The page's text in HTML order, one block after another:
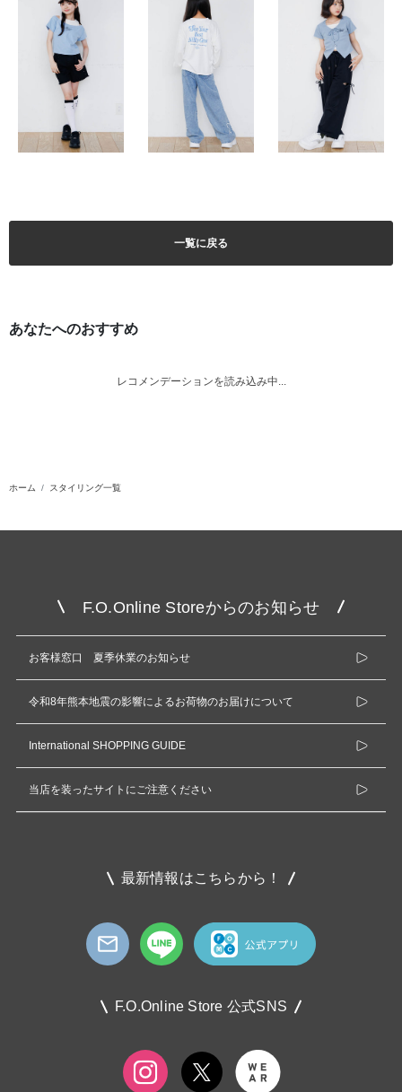
一覧に戻る
あなたへのおすすめ
レコメンデーションを読み込み中...
ホーム スタイリング一覧
F.O.Online Storeからのお知らせ
お客様窓口 夏季休業のお知らせ
令和8年熊本地震の影響によるお荷物のお届けについて
International SHOPPING GUIDE
当店を装ったサイトにご注意ください
最新情報はこちらから！
F.O.Online Store 公式SNS